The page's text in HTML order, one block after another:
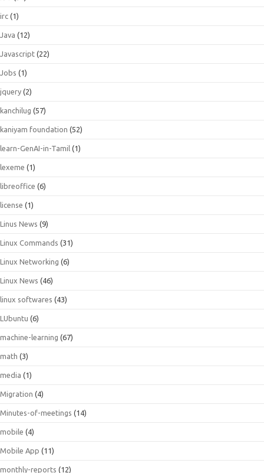
irc (1)
Java (12)
Javascript (22)
Jobs (1)
jquery (2)
kanchilug (57)
kaniyam foundation (52)
learn-GenAI-in-Tamil (1)
lexeme (1)
libreoffice (6)
license (1)
Linus News (9)
Linux Commands (31)
Linux Networking (6)
Linux News (46)
linux softwares (43)
LUbuntu (6)
machine-learning (67)
math (3)
media (1)
Migration (4)
Minutes-of-meetings (14)
mobile (4)
Mobile App (11)
monthly-reports (12)